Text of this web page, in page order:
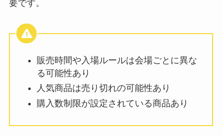
要です。
販売時間や入場ルールは会場ごとに異な
る可能性あり
人気商品は売り切れの可能性あり
購入数制限が設定されている商品あり